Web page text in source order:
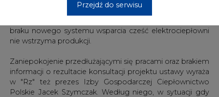
Przejdź do serwisu
elektrociepłownie takiego wskaźnika będzie bardzo
braku nowego systemu wsparcia cześć elektrociepłowni
nie wstrzyma produkcji.
Zaniepokojenie przedłużającymi się pracami oraz brakiem
informacji o rezultacie konsultacji projektu ustawy wyraża
w "Rz" też prezes Izby Gospodarczej Ciepłownictwo
Polskie Jacek Szymczak. Według niego, w sytuacji gdy